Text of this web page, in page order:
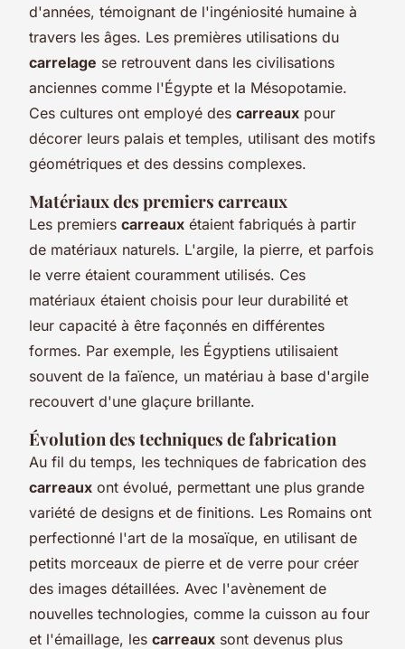
d'années, témoignant de l'ingéniosité humaine à
travers les âges. Les premières utilisations du
carrelage se retrouvent dans les civilisations
anciennes comme l'Égypte et la Mésopotamie.
Ces cultures ont employé des carreaux pour
décorer leurs palais et temples, utilisant des motifs
géométriques et des dessins complexes.
Matériaux des premiers carreaux
Les premiers carreaux étaient fabriqués à partir
de matériaux naturels. L'argile, la pierre, et parfois
le verre étaient couramment utilisés. Ces
matériaux étaient choisis pour leur durabilité et
leur capacité à être façonnés en différentes
formes. Par exemple, les Égyptiens utilisaient
souvent de la faïence, un matériau à base d'argile
recouvert d'une glaçure brillante.
Évolution des techniques de fabrication
Au fil du temps, les techniques de fabrication des
carreaux ont évolué, permettant une plus grande
variété de designs et de finitions. Les Romains ont
perfectionné l'art de la mosaïque, en utilisant de
petits morceaux de pierre et de verre pour créer
des images détaillées. Avec l'avènement de
nouvelles technologies, comme la cuisson au four
et l'émaillage, les carreaux sont devenus plus